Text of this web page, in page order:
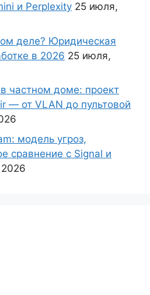
и Perplexity 25 июля,
деле? Юридическая
в 2026 25 июля,
частном доме: проект
— от VLAN до пультовой
модель угроз,
сравнение с Signal и